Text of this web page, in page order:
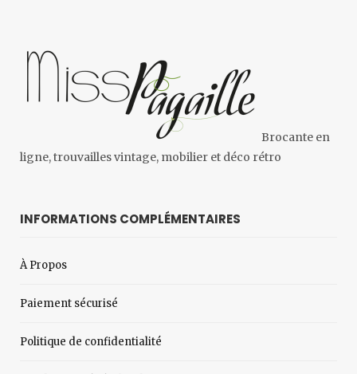
Brocante en
ligne, trouvailles vintage, mobilier et déco rétro
INFORMATIONS COMPLÉMENTAIRES
À Propos
Paiement sécurisé
Politique de confidentialité